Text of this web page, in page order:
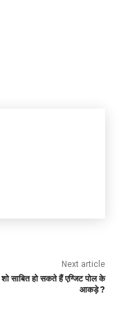
Next article
शो साबित हो सकते हैं एग्जिट पोल के
आकड़े ?